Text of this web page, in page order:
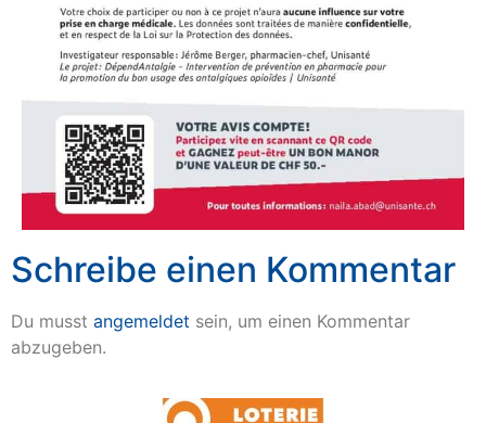
Schreibe einen Kommentar
Du musst angemeldet sein, um einen Kommentar
abzugeben.